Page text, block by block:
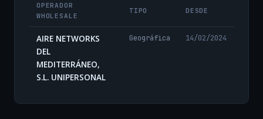
OPERADOR
WHOLESALE
TIPO DESDE
AIRE NETWORKS
DEL
MEDITERRÁNEO,
S.L. UNIPERSONAL
Geográfica 14/02/2024